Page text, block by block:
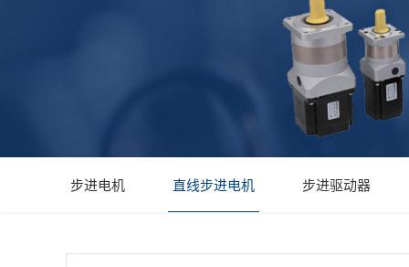
步进电机 直线步进电机 步进驱动器